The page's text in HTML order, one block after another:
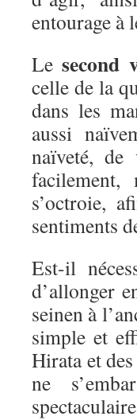
entourage à
Lesecond
celle de la
dans les
aussi
naïveté,
s’octroie,
sentiments
Est-il
d’allonger
seinen à
simple et
Hirata et des
ne